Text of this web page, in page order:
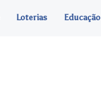
Loterias Educação